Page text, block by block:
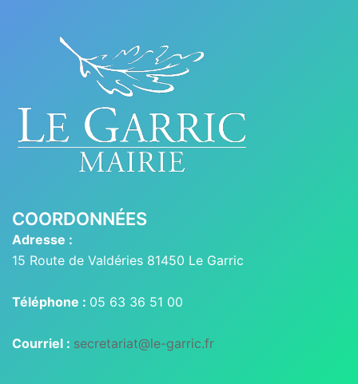
COORDONNÉES
Adresse :
15 Route de Valdéries 81450 Le Garric
Téléphone : 05 63 36 51 00
Courriel : secretariat@le-garric.fr